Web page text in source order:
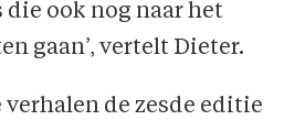
die ook nog naar het
gaan’, vertelt Dieter.
de zesde editie